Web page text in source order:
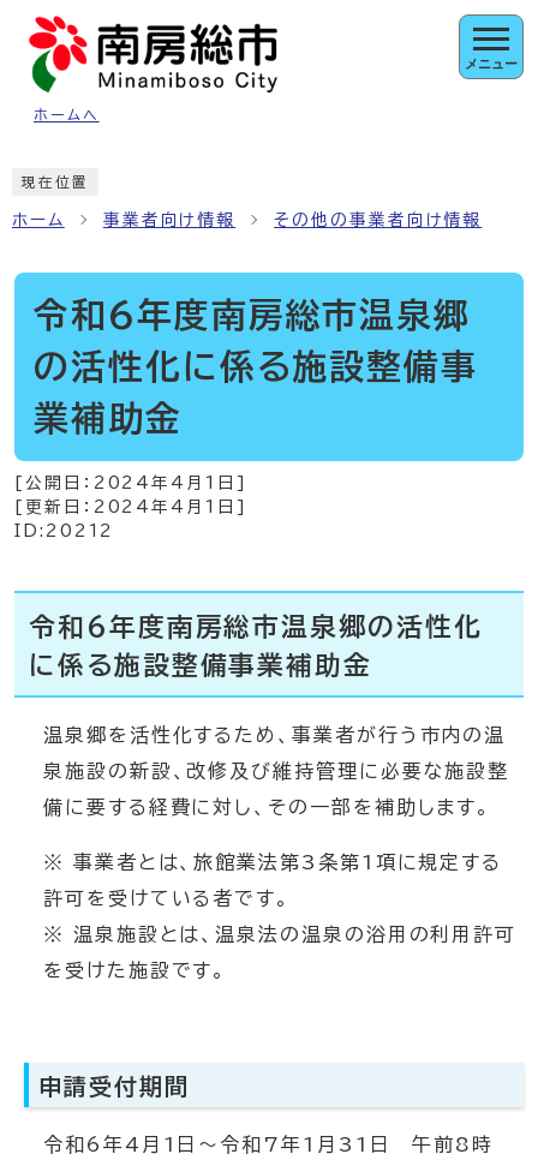
ページの先頭です
ホームへ
メニュー
現在位置
ホーム 事業者向け情報 その他の事業者向け情報
令和6年度南房総市温泉郷
の活性化に係る施設整備事
業補助金
[公開日： 2024年4月1日
[更新日： 2024年4月1日
ID:20212
令和6年度南房総市温泉郷の活性化
に係る施設整備事業補助金
温泉郷を活性化するため、事業者が行う市内の温
泉施設の新設、改修及び維持管理に必要な施設整
備に要する経費に対し、その一部を補助します。
※ 事業者とは、旅館業法第3条第1項に規定する
許可を受けている者です。
※ 温泉施設とは、温泉法の温泉の浴用の利用許可
を受けた施設です。
申請受付期間
令和6年4月1日～令和7年1月31日 午前8時